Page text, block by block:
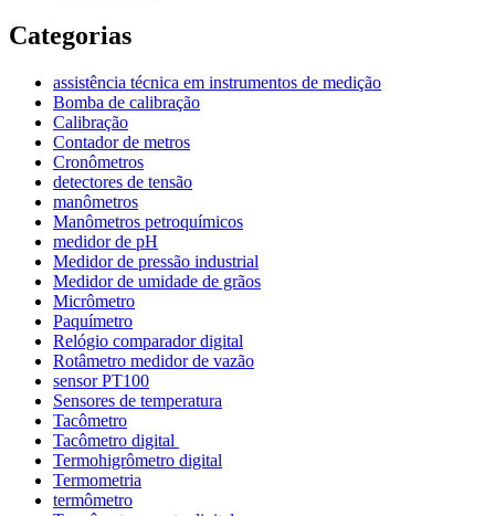
Categorias
assistência técnica em instrumentos de medição
Bomba de calibração
Calibração
Contador de metros
Cronômetros
detectores de tensão
manômetros
Manômetros petroquímicos
medidor de pH
Medidor de pressão industrial
Medidor de umidade de grãos
Micrômetro
Paquímetro
Relógio comparador digital
Rotâmetro medidor de vazão
sensor PT100
Sensores de temperatura
Tacômetro
Tacômetro digital
Termohigrômetro digital
Termometria
termômetro